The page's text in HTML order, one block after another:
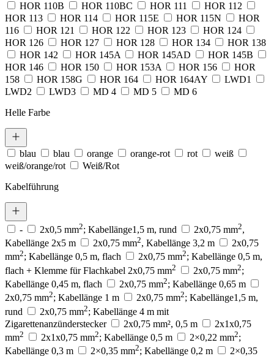
HOR 110B
HOR 110BC HOR 111
HOR 112
HOR 113
HOR 114 HOR 115E HOR 115N
HOR
116
HOR 121 HOR 122 HOR 123
HOR 124
HOR 126
HOR 127 HOR 128 HOR 134
HOR 138
HOR 142
HOR 145A HOR 145AD
HOR 145B
HOR 146
HOR 150 HOR 153A HOR 156
HOR
158
HOR 158G HOR 164 HOR 164AY
LWD1
LWD2
LWD3 MD 4 MD 5
MD 6
Helle Farbe
blau blau orange orange-rot rot
weiß
weiß/orange/rot
Weiß/Rot
Kabelführung
- 2x0,5 mm2; Kabellänge1,5 m, rund 2x0,75 mm2,
Kabellänge 2x5 m
2x0,75 mm2, Kabellänge 3,2 m
2x0,75
mm2; Kabellänge 0,5 m, flach 2x0,75 mm2; Kabellänge 0,5 m,
flach + Klemme für Flachkabel 2x0,75 mm2 2x0,75 mm2;
Kabellänge 0,45 m, flach
2x0,75 mm2; Kabellänge 0,65 m
2x0,75 mm2; Kabellänge 1 m 2x0,75 mm2; Kabellänge1,5 m,
rund
2x0,75 mm2; Kabellänge 4 m mit
Zigarettenanzünderstecker
2x0,75 mm², 0,5 m
2x1x0,75
mm2 2x1x0,75 mm2; Kabellänge 0,5 m 2×0,22 mm2;
Kabellänge 0,3 m
2×0,35 mm2; Kabellänge 0,2 m 2×0,35